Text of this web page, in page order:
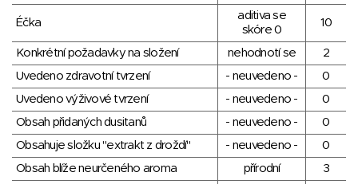
Éčka
aditiva se
skóre 0
10
Konkrétní požadavky na složení nehodnotí se
2
Uvedeno zdravotní tvrzení
- neuvedeno -
0
Uvedeno výživové tvrzení
- neuvedeno -
0
Obsah přidaných dusitanů
- neuvedeno -
0
Obsahuje složku "extrakt z droždí"
- neuvedeno -
0
Obsah blíže neurčeného aroma
přírodní
3